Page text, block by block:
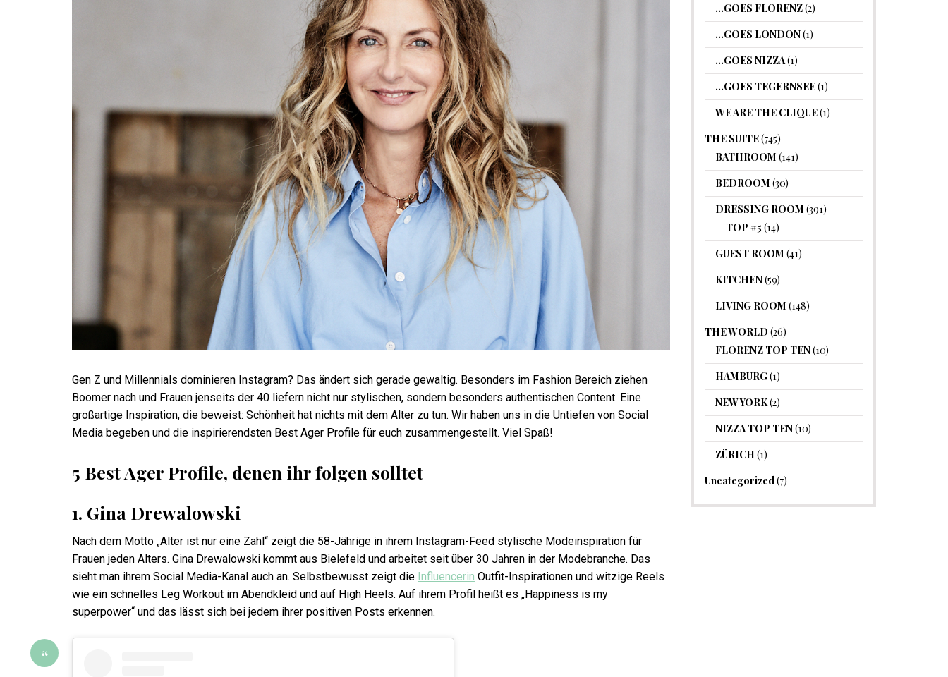
Gen Z und Millennials dominieren Instagram? Das ändert sich gerade gewaltig. Besonders im Fashion Bereich ziehen
Boomer nach und Frauen jenseits der 40 liefern nicht nur stylischen, sondern besonders authentischen Content. Eine
großartige Inspiration, die beweist: Schönheit hat nichts mit dem Alter zu tun. Wir haben uns in die Untiefen von Social
Media begeben und die inspirierendsten Best Ager Profile für euch zusammengestellt. Viel Spaß!
5 Best Ager Profile, denen ihr folgen solltet
1. Gina Drewalowski
Nach dem Motto „Alter ist nur eine Zahl“ zeigt die 58-Jährige in ihrem Instagram-Feed stylische Modeinspiration für
Frauen jeden Alters. Gina Drewalowski kommt aus Bielefeld und arbeitet seit über 30 Jahren in der Modebranche. Das
sieht man ihrem Social Media-Kanal auch an. Selbstbewusst zeigt die Influencerin Outfit-Inspirationen und witzige Reels
wie ein schnelles Leg Workout im Abendkleid und auf High Heels. Auf ihrem Profil heißt es „Happiness is my
superpower“ und das lässt sich bei jedem ihrer positiven Posts erkennen.
…GOES FLORENZ(2)
…GOES LONDON(1)
…GOES NIZZA(1)
…GOES TEGERNSEE(1)
WE ARE THE CLIQUE(1)
THE SUITE(745)
BATHROOM (141)
BEDROOM (30)
DRESSING ROOM (391)
TOP #5 (14)
GUEST ROOM (41)
KITCHEN(59)
LIVING ROOM (148)
THE WORLD (26)
FLORENZ TOP TEN(10)
HAMBURG(1)
NEW YORK(2)
NIZZA TOP TEN(10)
ZÜRICH (1)
Uncategorized(7)